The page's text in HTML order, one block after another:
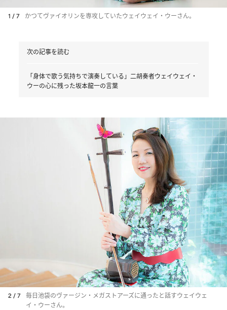
1 / 7 かつてヴァイオリンを専攻していたウェイウェイ・ウーさん。
次の記事を読む
「身体で歌う気持ちで演奏している」二胡奏者ウェイウェイ・
ウーの心に残った坂本龍一の言葉
2 / 7
毎日池袋のヴァージン・メガストアーズに通ったと話すウェイウェ
イ・ウーさん。